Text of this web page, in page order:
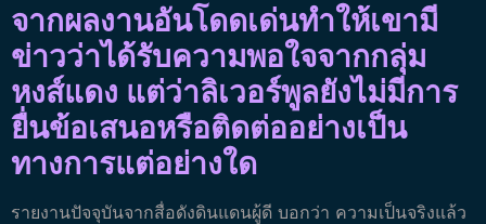
จากผลงานอันโดดเด่นทำให้เขามี
ข่าวว่าได้รับความพอใจจากกลุ่ม
หงส์แดง แต่ว่าลิเวอร์พูลยังไม่มีการ
ยื่นข้อเสนอหรือติดต่ออย่างเป็น
ทางการแต่อย่างใด
รายงานปัจจุบันจากสื่อดังดินแดนผู้ดี บอกว่า ความเป็นจริงแล้ว